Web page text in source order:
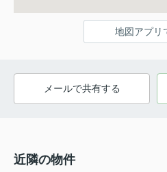
地図アプリ
メールで共有する
近隣の物件